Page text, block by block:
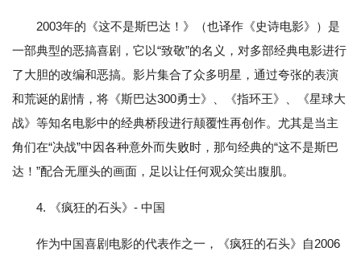
2003年的《这不是斯巴达！》（也译作《史诗电影》）是
一部典型的恶搞喜剧，它以“致敬”的名义，对多部经典电影进行
了大胆的改编和恶搞。影片集合了众多明星，通过夸张的表演
和荒诞的剧情，将《斯巴达300勇士》、《指环王》、《星球大
战》等知名电影中的经典桥段进行颠覆性再创作。尤其是当主
角们在“决战”中因各种意外而失败时，那句经典的“这不是斯巴
达！”配合无厘头的画面，足以让任何观众笑出腹肌。
4. 《疯狂的石头》- 中国
作为中国喜剧电影的代表作之一，《疯狂的石头》自2006